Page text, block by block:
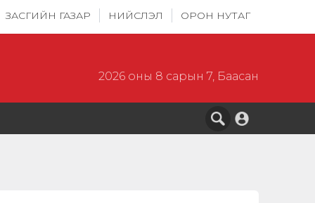
ЗАСГИЙН ГАЗАР НИЙСЛЭЛ ОРОН НУТАГ
2026 оны 8 сарын 7, Баасан